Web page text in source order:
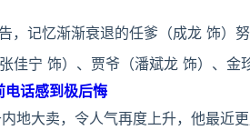
，记忆渐渐衰退的任爹（成龙 饰）
佳宁 饰）、贾爷（潘斌龙 饰）、金
电话感到极后悔
地大卖，令人气再度上升，他最近